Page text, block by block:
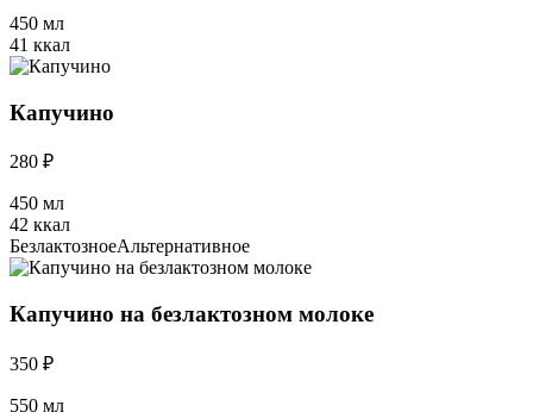
450 мл
41 ккал
Капучино
280 ₽
450 мл
42 ккал
БезлактозноеАльтернативное
Капучино на безлактозном молоке
350 ₽
550 мл